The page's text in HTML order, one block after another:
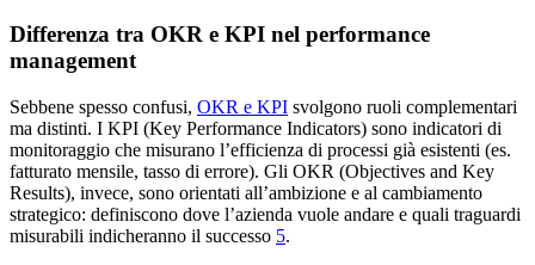
Differenza tra OKR e KPI nel performance
management
Sebbene spesso confusi, OKR e KPI svolgono ruoli complementari
ma distinti. I KPI (Key Performance Indicators) sono indicatori di
monitoraggio che misurano l’efficienza di processi già esistenti (es.
fatturato mensile, tasso di errore). Gli OKR (Objectives and Key
Results), invece, sono orientati all’ambizione e al cambiamento
strategico: definiscono dove l’azienda vuole andare e quali traguardi
misurabili indicheranno il successo 5.